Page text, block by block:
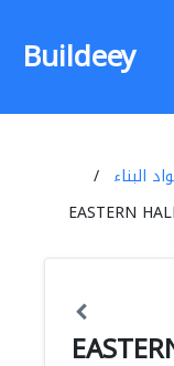
Buildeey
البناء
EASTERN